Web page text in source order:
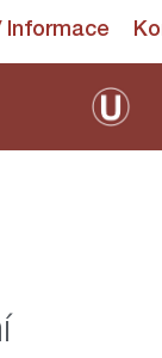
Informace